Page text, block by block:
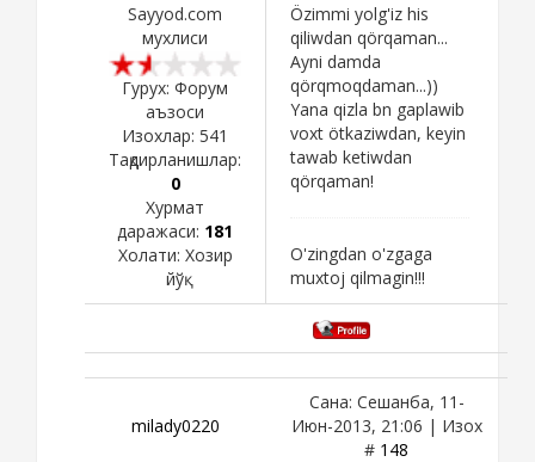
Sayyod.com
мухлиси
Гурух: Форум
аъзоси
Изохлар: 541
Тақдирланишлар:
0
Хурмат
даражаси: 181
Холати: Хозир
йўқ
Özimmi yolg'iz his
qiliwdan qörqaman...
Ayni damda
qörqmoqdaman...))
Yana qizla bn gaplawib
voxt ötkaziwdan, keyin
tawab ketiwdan
qörqaman!
O'zingdan o'zgaga
muxtoj qilmagin!!!
milady0220
Сана: Сешанба, 11-
Июн-2013, 21:06 | Изох
# 148